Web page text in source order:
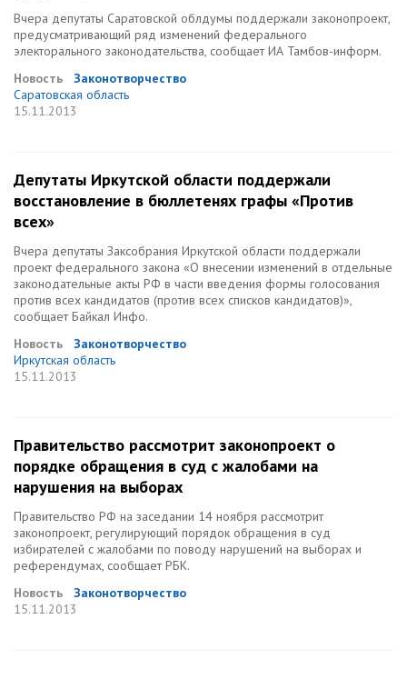
Вчера депутаты Саратовской облдумы поддержали законопроект,
предусматривающий ряд изменений федерального
электорального законодательства, сообщает ИА Тамбов-информ.
Новость
Законотворчество
Саратовская область
15.11.2013
Депутаты Иркутской области поддержали
восстановление в бюллетенях графы «Против
всех»
Вчера депутаты Заксобрания Иркутской области поддержали
проект федерального закона «О внесении изменений в отдельные
законодательные акты РФ в части введения формы голосования
против всех кандидатов (против всех списков кандидатов)»,
сообщает Байкал Инфо.
Новость
Законотворчество
Иркутская область
15.11.2013
Правительство рассмотрит законопроект о
порядке обращения в суд с жалобами на
нарушения на выборах
Правительство РФ на заседании 14 ноября рассмотрит
законопроект, регулирующий порядок обращения в суд
избирателей с жалобами по поводу нарушений на выборах и
референдумах, сообщает РБК.
Новость
Законотворчество
15.11.2013